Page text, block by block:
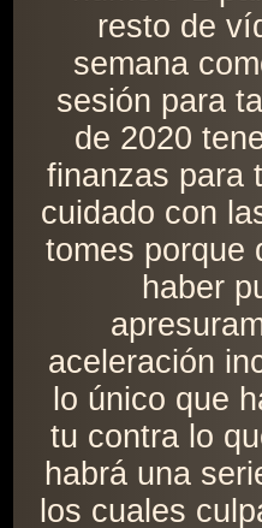
resto de
semana
sesión para
de 2020
finanzas para
cuidado con
tomes porque
haber
aceleración
lo único que
tu contra lo
habrá una
los cuales